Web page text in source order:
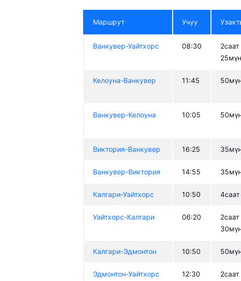
Маршрут Учуу
Ванкувер-Уайтхорс 08:30
2саат
Келоуна-Ванкувер 11:45
Ванкувер-Келоуна 10:05
Виктория-Ванкувер 16:25
Ванкувер-Виктория 14:55
Калгари-Уайтхорс 10:50
Уайтхорс-Калгари 06:20
2саат
Калгари-Эдмонтон 10:50
Эдмонтон-Уайтхорс 12:30
2саат